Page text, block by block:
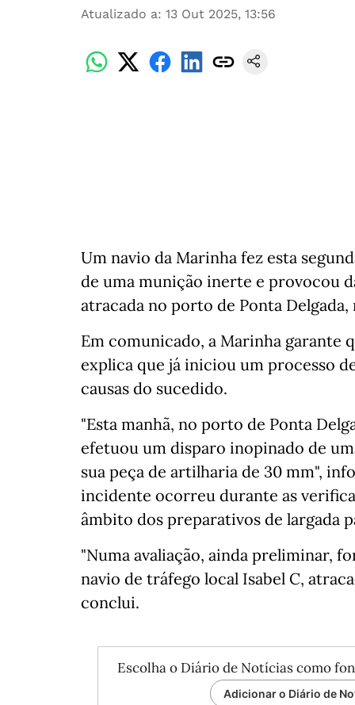
Atualizado a: 13 Out 2025, 13:56
Um navio da Marinha fez esta
de uma munição inerte e provocou
atracada no porto de Ponta Delgada,
Em comunicado, a Marinha garante
explica que já iniciou um processo
causas do sucedido.
"Esta manhã, no porto de Ponta
efetuou um disparo inopinado de
sua peça de artilharia de 30 mm",
incidente ocorreu durante as
âmbito dos preparativos de largada
"Numa avaliação, ainda preliminar,
navio de tráfego local Isabel C,
conclui.
Escolha o Diário de Notícias como
Adicionar o Diário de